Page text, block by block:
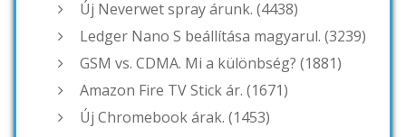
Új Neverwet spray árunk. (4438)
Ledger Nano S beállítása magyarul. (3239)
GSM vs. CDMA. Mi a különbség? (1881)
Amazon Fire TV Stick ár. (1671)
Új Chromebook árak. (1453)